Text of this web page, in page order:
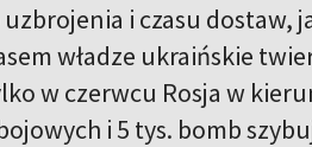
i czasu dostaw,
władze ukraińskie
w czerwcu Rosja w
i 5 tys. bomb